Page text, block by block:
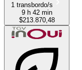
1 transbordo/s
9 h 42 min
$213.870,48